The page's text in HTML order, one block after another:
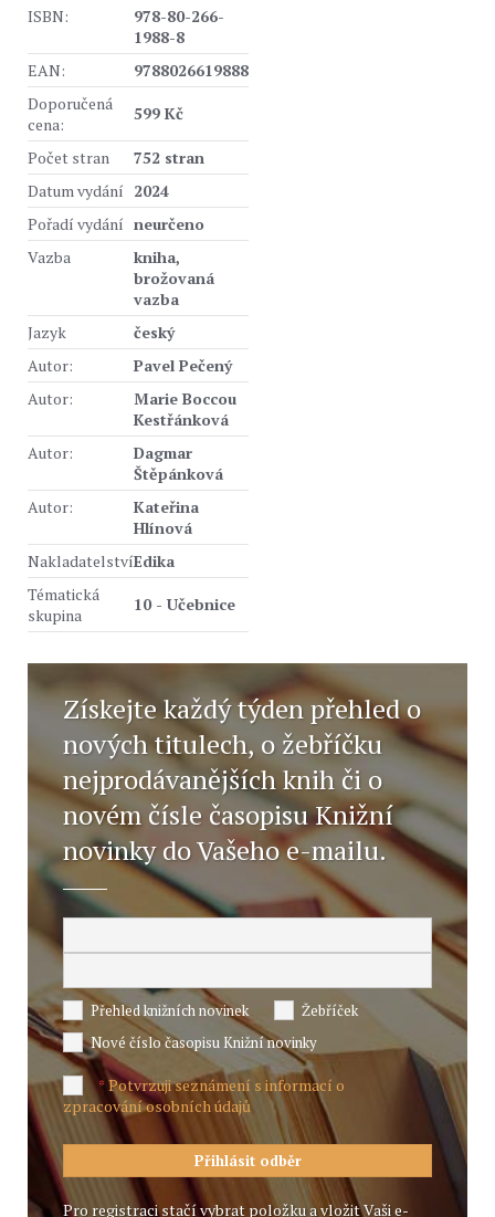
ISBN:
978-80-266-
1988-8
EAN:
9788026619888
Doporučená
cena:
599 Kč
Počet stran
752 stran
Datum vydání 2024
Pořadí vydání neurčeno
Vazba
kniha,
brožovaná
vazba
Jazyk
český
Autor:
Pavel Pečený
Autor:
Marie Boccou
Kestřánková
Autor:
Dagmar
Štěpánková
Autor:
Kateřina
Hlínová
NakladatelstvíEdika
Tématická
skupina
10 - Učebnice
Získejte každý týden přehled o
nových titulech, o žebříčku
nejprodávanějších knih či o
novém čísle časopisu Knižní
novinky do Vašeho e-mailu.
Přehled knižních novinek
Žebříček
Nové číslo časopisu Knižní novinky
*Potvrzuji seznámení s informací o
zpracování osobních údajů
Pro registraci stačí vybrat položku a vložit Vaši e-